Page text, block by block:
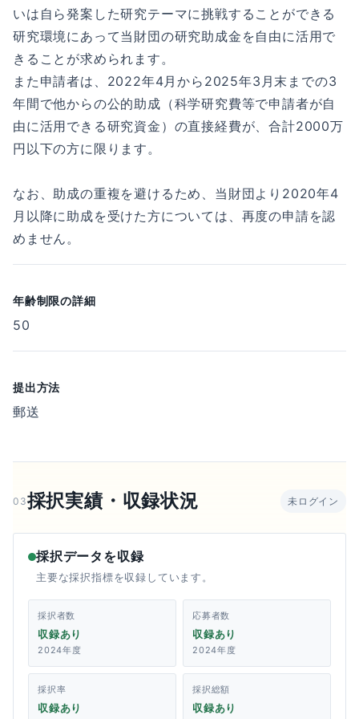
いは自ら発案した研究テーマに挑戦することができる
研究環境にあって当財団の研究助成金を自由に活用で
きることが求められます。
また申請者は、2022年4月から2025年3月末までの3
年間で他からの公的助成（科学研究費等で申請者が自
由に活用できる研究資金）の直接経費が、合計2000万
円以下の方に限ります。
なお、助成の重複を避けるため、当財団より2020年4
月以降に助成を受けた方については、再度の申請を認
めません。
年齢制限の詳細
50
提出方法
郵送
03採択実績・収録状況 未ログイン
採択データを収録
主要な採択指標を収録しています。
採択者数
収録あり
2024年度
応募者数
収録あり
2024年度
採択率
収録あり
採択総額
収録あり